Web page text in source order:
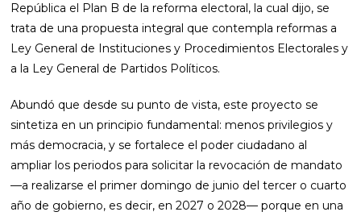
0
2
6
República el Plan B de la reforma electoral, la cual dijo, se
trata de una propuesta integral que contempla reformas a
Ley General de Instituciones y Procedimientos Electorales y
a la Ley General de Partidos Políticos.
Abundó que desde su punto de vista, este proyecto se
sintetiza en un principio fundamental: menos privilegios y
más democracia, y se fortalece el poder ciudadano al
ampliar los periodos para solicitar la revocación de mandato
—a realizarse el primer domingo de junio del tercer o cuarto
año de gobierno, es decir, en 2027 o 2028— porque en una